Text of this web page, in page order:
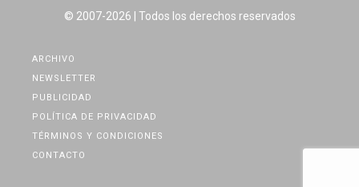
© 2007-2026 | Todos los derechos reservados
ARCHIVO
NEWSLETTER
PUBLICIDAD
POLÍTICA DE PRIVACIDAD
TÉRMINOS Y CONDICIONES
CONTACTO